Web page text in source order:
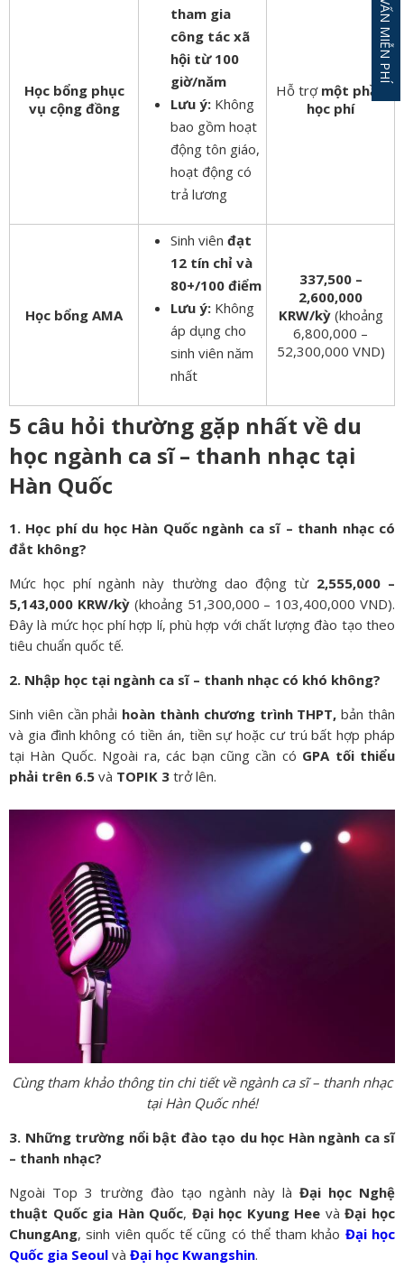
Học bổng phục
vụ cộng đồng
tham gia
công tác xã
hội từ 100
giờ/năm
Lưu ý: Không
bao gồm hoạt
động tôn giáo,
hoạt động có
trả lương
Hỗ trợ một phần
học phí
Học bổng AMA
Sinh viên đạt
12 tín chỉ và
80+/100 điểm
Lưu ý: Không
áp dụng cho
sinh viên năm
nhất
337,500 –
2,600,000
KRW/kỳ(khoảng
6,800,000 –
52,300,000 VND)
5 câu hỏi thường gặp nhất về du
học ngành ca sĩ – thanh nhạc tại
Hàn Quốc
1. Học phí du học Hàn Quốc ngành ca sĩ – thanh nhạc có
đắt không?
Mức học phí ngành này thường dao động từ 2,555,000–
5,143,000 KRW/kỳ (khoảng 51,300,000 – 103,400,000 VND).
Đây là mức học phí hợp lí, phù hợp với chất lượng đào tạo theo
tiêu chuẩn quốc tế.
2. Nhập học tại ngành ca sĩ – thanh nhạc có khó không?
Sinh viên cần phải hoàn thành chương trình THPT,bản thân
và gia đình không có tiền án, tiền sự hoặc cư trú bất hợp pháp
tại Hàn Quốc. Ngoài ra, các bạn cũng cần có GPA tối thiểu
phải trên 6.5 và TOPIK 3 trở lên.
Cùng tham khảo thông tin chi tiết về ngành ca sĩ – thanh nhạc
tại Hàn Quốc nhé!
3. Những trường nổi bật đào tạo du học Hàn ngành ca sĩ
– thanh nhạc?
Ngoài Top 3 trường đào tạo ngành này là Đại học Nghệ
thuật Quốc gia Hàn Quốc, Đại học Kyung Hee vàĐại học
ChungAng, sinh viên quốc tế cũng có thể tham khảo Đại học
Quốc gia Seoul và Đại học Kwangshin.